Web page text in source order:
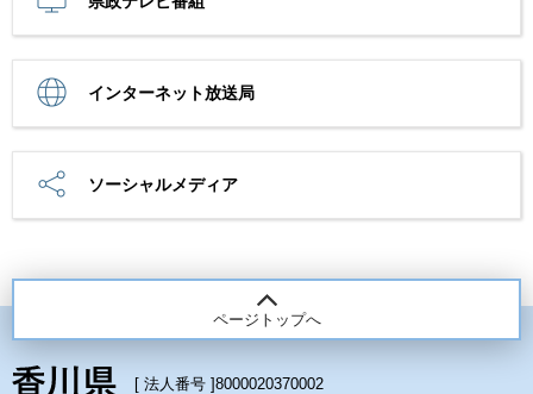
インターネット放送局
ソーシャルメディア
ページトップへ
[ 法人番号 ]8000020370002